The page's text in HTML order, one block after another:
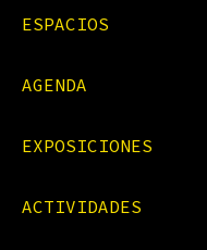
ESPACIOS
AGENDA
EXPOSICIONES
ACTIVIDADES